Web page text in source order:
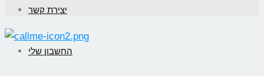
יצירת קשר
החשבון שלי